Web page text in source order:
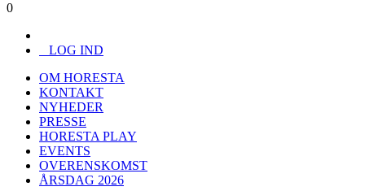
0
LOG IND
OM HORESTA
KONTAKT
NYHEDER
PRESSE
HORESTA PLAY
EVENTS
OVERENSKOMST
ÅRSDAG 2026